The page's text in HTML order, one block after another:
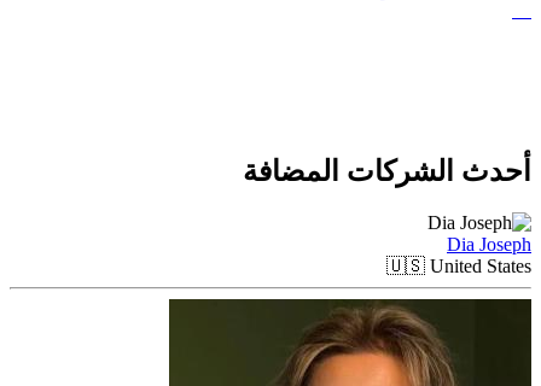
أحدث الشركات المضافة
Dia Joseph
🇺🇸 United States